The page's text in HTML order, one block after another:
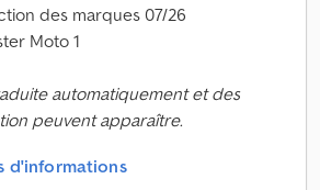
des marques 07/26
Moto 1
automatiquement et des
peuvent apparaître.
d'informations